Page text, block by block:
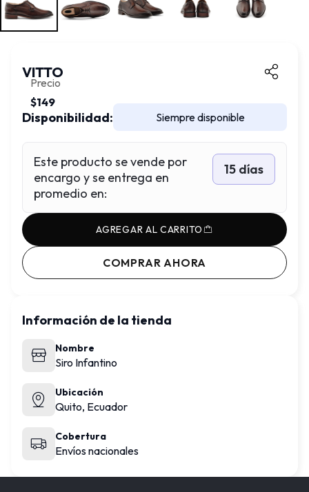
VITTO
Precio
$149
Disponibilidad: Siempre disponible
Este producto se vende por
encargo y se entrega en
promedio en:
15 días
AGREGAR AL CARRITO
COMPRAR AHORA
Información de la tienda
Nombre
Siro Infantino
Ubicación
Quito, Ecuador
Cobertura
Envíos nacionales